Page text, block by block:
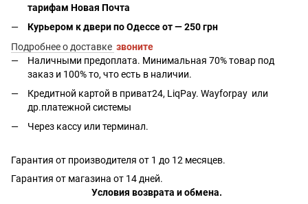
тарифам Новая Почта
Курьером к двери по Одессе от — 250 грн
Подробнее о доставке звоните
Наличными предоплата. Минимальная 70% товар под
заказ и 100% то, что есть в наличии.
Кредитной картой в приват24, LiqPay. Wayforpay или
др.платежной системы
Через кассу или терминал.
Гарантия от производителя от 1 до 12 месяцев.
Гарантия от магазина от 14 дней.
Условия возврата и обмена.